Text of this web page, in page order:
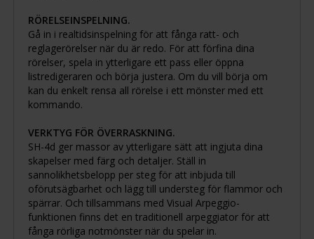
RÖRELSEINSPELNING.
Gå in i realtidsinspelning för att fånga ratt- och
reglagerörelser när du är redo. För att förfina dina
rörelser, spela in ytterligare ett pass eller öppna
listredigeraren och börja justera. Om du vill börja om
kan du enkelt rensa all rörelse i ett mönster med ett
kommando.
VERKTYG FÖR ÖVERRASKNING.
SH-4d ger massor av ytterligare sätt att ingjuta dina
skapelser med färg och detaljer. Ställ in
sannolikhetsbelopp per steg för att inbjuda till
oförutsägbarhet och lägg till understeg för flammor och
spärrar. Och tillsammans med Visual Arpeggio-
funktionen finns det en traditionell arpeggiator för att
fånga rörliga notmönster när du spelar in.